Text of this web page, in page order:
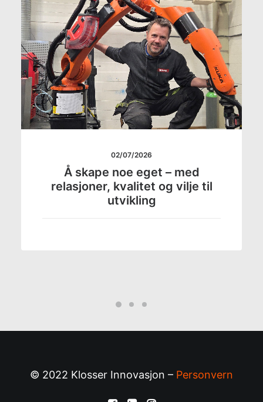
02/07/2026
Å skape noe eget – med
relasjoner, kvalitet og vilje til
utvikling
© 2022 Klosser Innovasjon – Personvern